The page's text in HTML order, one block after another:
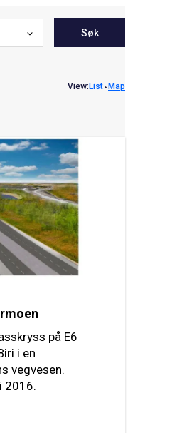
Søk
View: List⬩ Map
på E6
i en
vegvesen.
2016.